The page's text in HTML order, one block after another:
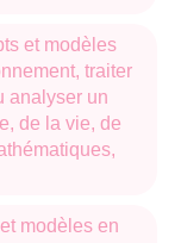
et modèles
traiter
analyser un
de la vie, de
modèles en